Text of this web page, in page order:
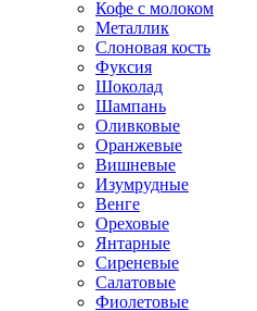
Кофе с молоком
Металлик
Слоновая кость
Фуксия
Шоколад
Шампань
Оливковые
Оранжевые
Вишневые
Изумрудные
Венге
Ореховые
Янтарные
Сиреневые
Салатовые
Фиолетовые